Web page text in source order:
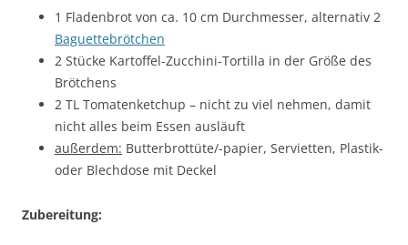
1 Fladenbrot von ca. 10 cm Durchmesser, alternativ 2
Baguettebrötchen
2 Stücke Kartoffel-Zucchini-Tortilla in der Größe des
Brötchens
2 TL Tomatenketchup – nicht zu viel nehmen, damit
nicht alles beim Essen ausläuft
außerdem: Butterbrottüte/-papier, Servietten, Plastik-
oder Blechdose mit Deckel
Zubereitung: